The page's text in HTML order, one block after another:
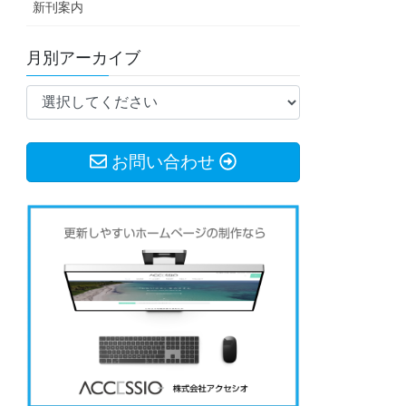
新刊案内
月別アーカイブ
お問い合わせ